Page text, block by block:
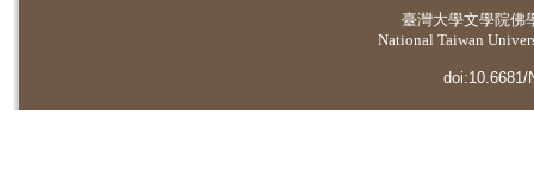
臺灣大學文學院佛
National Taiwan
doi:10.6681/